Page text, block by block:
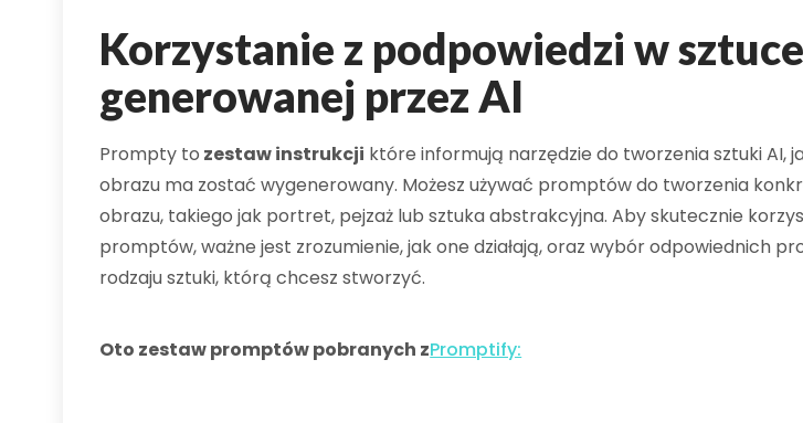
Korzystanie z podpowiedzi w sztuce
generowanej przez AI
Prompty to zestaw instrukcji które informują narzędzie do tworzenia sztuki AI,
obrazu ma zostać wygenerowany. Możesz używać promptów do tworzenia
obrazu, takiego jak portret, pejzaż lub sztuka abstrakcyjna. Aby skutecznie
promptów, ważne jest zrozumienie, jak one działają, oraz wybór odpowiednich
rodzaju sztuki, którą chcesz stworzyć.
Oto zestaw promptów pobranych zPromptify: